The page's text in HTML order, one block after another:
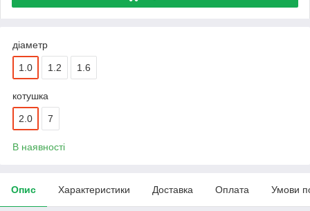
діаметр
1.0 1.2 1.6
котушка
2.0 7
В наявності
Опис Характеристики Доставка Оплата Умови